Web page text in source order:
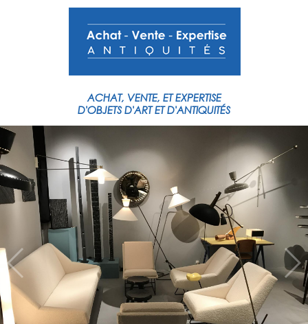
ACHAT, VENTE, ET EXPERTISE
D'OBJETS D'ART ET D'ANTIQUITÉS